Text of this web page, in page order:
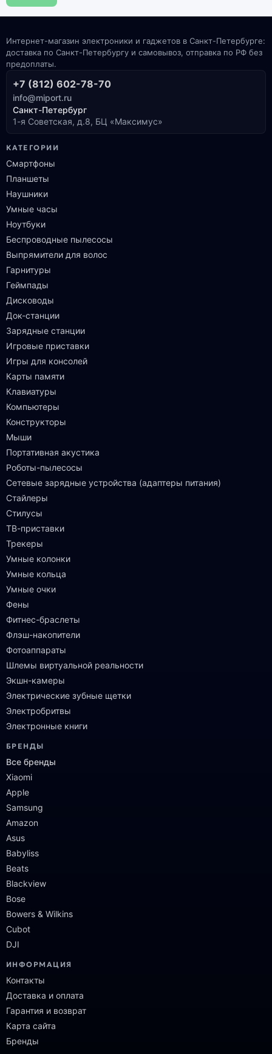
Интернет-магазин электроники и гаджетов в Санкт-Петербурге:
доставка по Санкт-Петербургу и самовывоз, отправка по РФ без
предоплаты.
+7 (812) 602-78-70
info@miport.ru
Санкт-Петербург
1-я Советская, д.8, БЦ «Максимус»
КАТЕГОРИИ
Смартфоны
Планшеты
Наушники
Умные часы
Ноутбуки
Беспроводные пылесосы
Выпрямители для волос
Гарнитуры
Геймпады
Дисководы
Док-станции
Зарядные станции
Игровые приставки
Игры для консолей
Карты памяти
Клавиатуры
Компьютеры
Конструкторы
Мыши
Портативная акустика
Роботы-пылесосы
Сетевые зарядные устройства (адаптеры питания)
Стайлеры
Стилусы
ТВ-приставки
Трекеры
Умные колонки
Умные кольца
Умные очки
Фены
Фитнес-браслеты
Флэш-накопители
Фотоаппараты
Шлемы виртуальной реальности
Экшн-камеры
Электрические зубные щетки
Электробритвы
Электронные книги
БРЕНДЫ
Все бренды
Xiaomi
Apple
Samsung
Amazon
Asus
Babyliss
Beats
Blackview
Bose
Bowers & Wilkins
Cubot
DJI
ИНФОРМАЦИЯ
Контакты
Доставка и оплата
Гарантия и возврат
Карта сайта
Бренды